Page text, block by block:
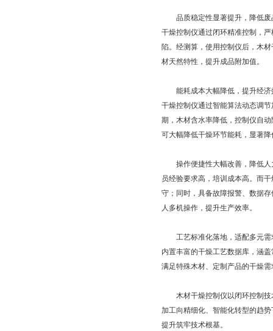
品质稳定性显著提升，降低废
干燥控制仪通过闭环精准控制，
陷。经测算，使用控制仪后，木
材天然特性，提升成品附加值。
能耗成本大幅降低，提升经济
干燥控制仪通过智能算法动态调
期，木材含水率降低，控制仪自
可大幅降低干燥环节能耗，显著
操作便捷性大幅改善，降低人
员经验要求高，培训成本高。而
守；同时，具备故障报警、数据
人多机操作，提升生产效率。
工艺标准化落地，适配多元需
内置丰富的干燥工艺数据库，涵
满足特殊木材、定制产品的干燥
木材干燥控制仪以闭环控制技
加工向精细化、智能化转型的趋
提升筑牢技术根基。